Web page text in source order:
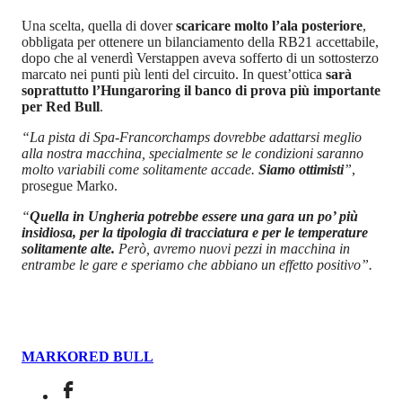
Una scelta, quella di doverscaricare molto l’ala posteriore,
obbligata per ottenere un bilanciamento della RB21 accettabile,
dopo che al venerdì Verstappen aveva sofferto di un sottosterzo
marcato nei punti più lenti del circuito. In quest’ottica sarà
soprattutto l’Hungaroring il banco di prova più importante
per Red Bull.
“La pista di Spa-Francorchamps dovrebbe adattarsi meglio
alla nostra macchina, specialmente se le condizioni saranno
molto variabili come solitamente accade. Siamo ottimisti”,
prosegue Marko.
“Quella in Ungheria potrebbe essere una gara un po’ più
insidiosa, per la tipologia di tracciatura e per le temperature
solitamente alte. Però, avremo nuovi pezzi in macchina in
entrambe le gare e speriamo che abbiano un effetto positivo”.
MARKORED BULL